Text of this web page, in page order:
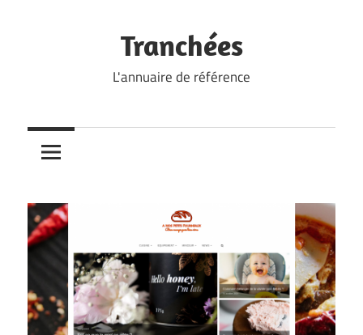
Tranchées
L'annuaire de référence